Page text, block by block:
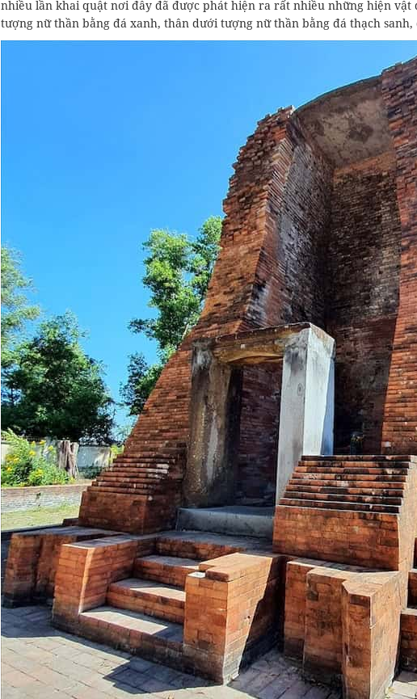
nhiều lần khai quật nơi đây đã được phát hiện ra rất nhiều những hiện
tượng nữ thần bằng đá xanh, thân dưới tượng nữ thần bằng đá thạch